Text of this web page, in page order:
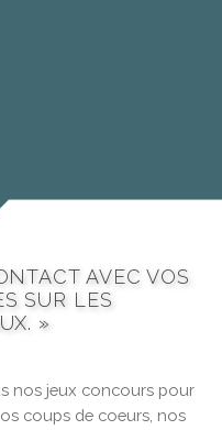
AVEC VOS
SUR LES
»
nos jeux concours pour
coups de coeurs, nos